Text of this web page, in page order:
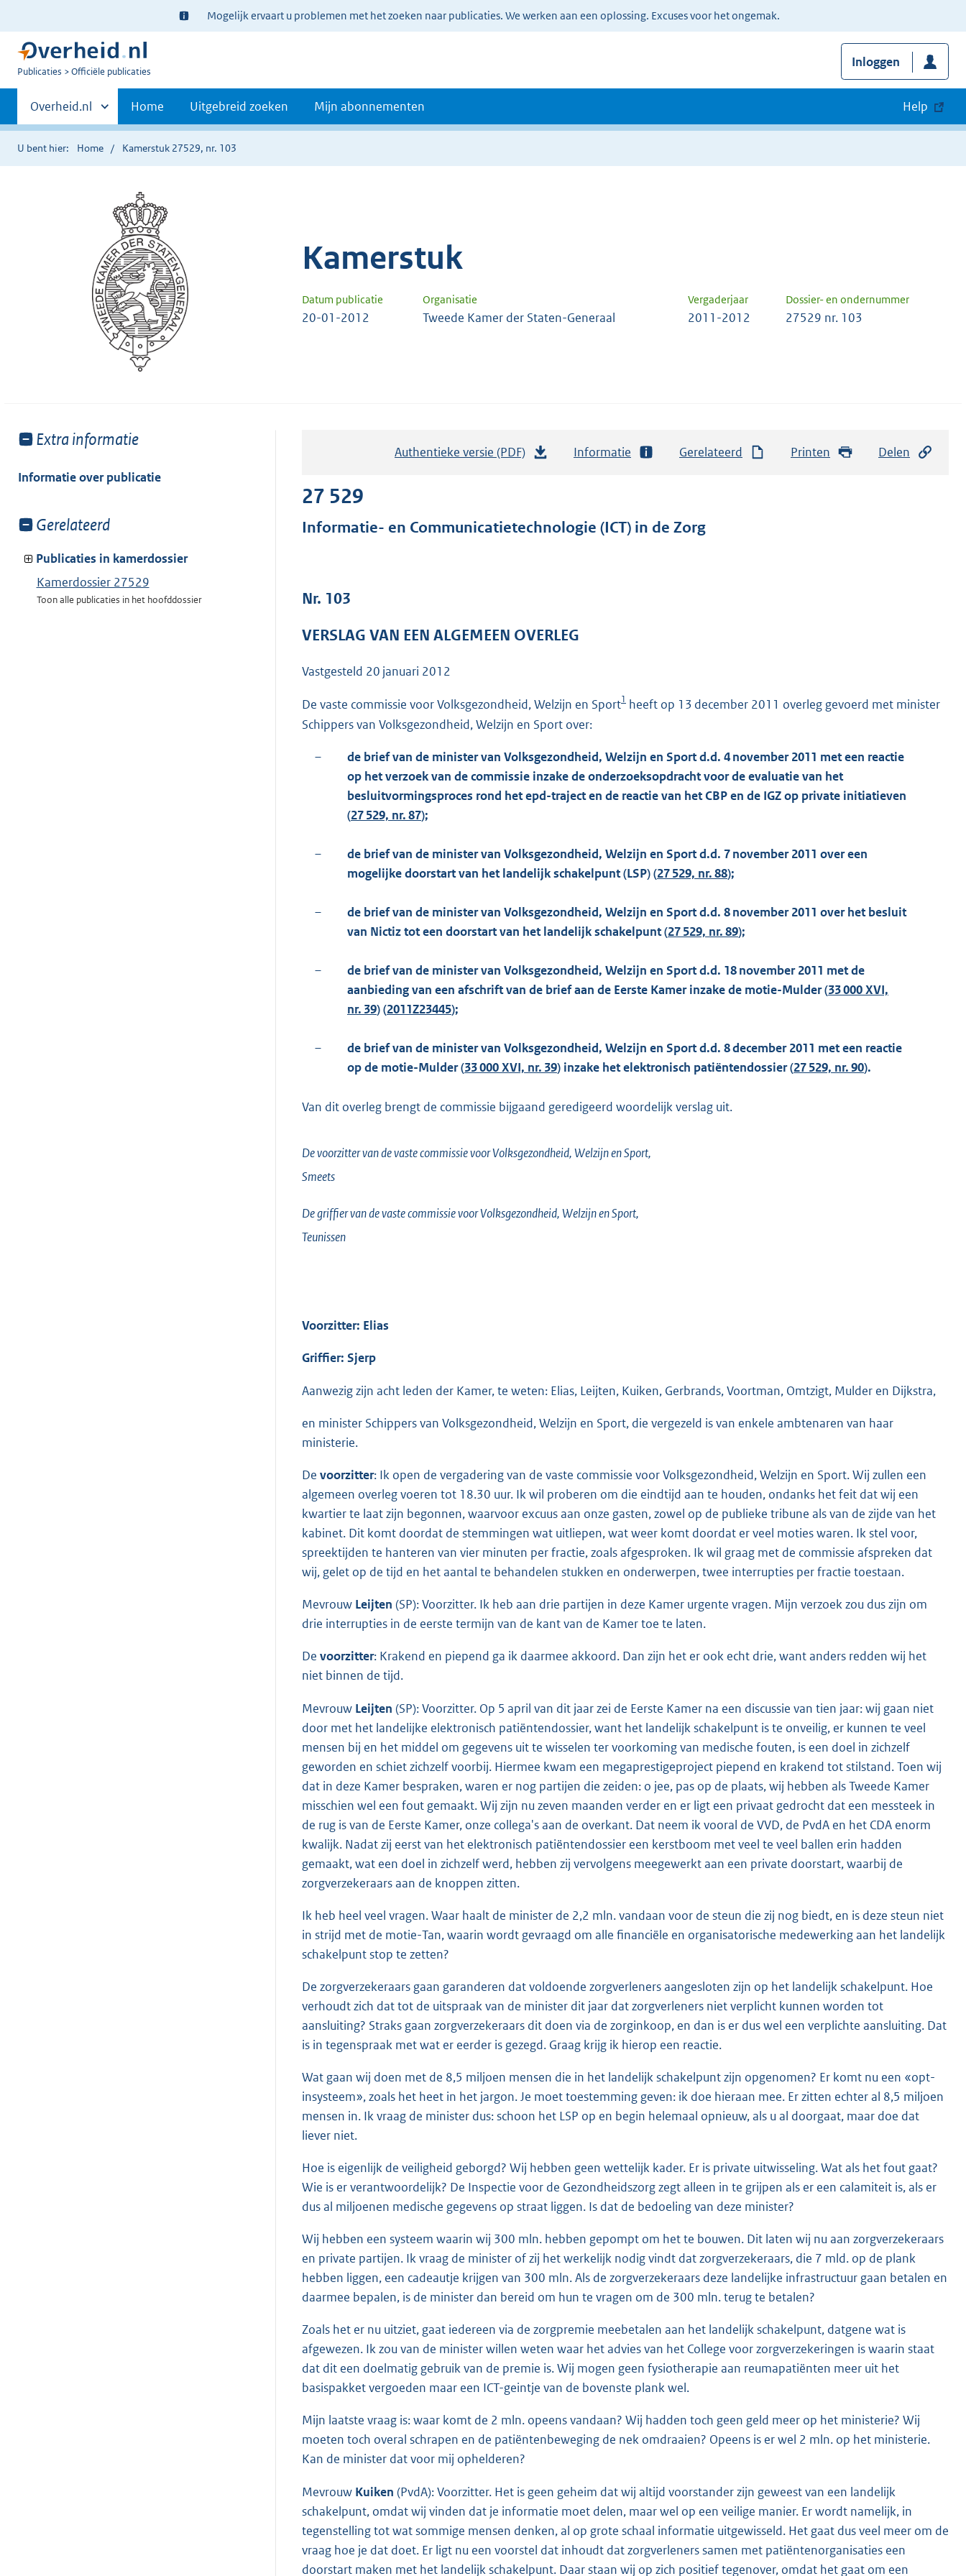
Ter
informatie:
Mogelijk ervaart u problemen met het zoeken naar publicaties. We werken aan een oplossing. Excuses voor het ongemak.
U
Publicaties Officiële publicaties
Inloggen
Primaire
navigatie
Andere
sites
binnen
Overheid.nl Home Uitgebreid zoeken Mijn abonnementen Help
U bent hier: Home Kamerstuk 27529, nr. 103
Kamerstuk
Datum publicatie Organisatie Vergaderjaar Dossier- en ondernummer
20-01-2012 Tweede Kamer der Staten-Generaal 2011-2012 27529 nr. 103
Toon
van:
Extra informatie
Informatie over publicatie
Toon
van:
Gerelateerd
Publicaties in kamerdossier
Kamerdossier 27529
Toon alle publicaties in het hoofddossier
Authentieke versie (PDF)
a
r
t
e
1
0
7
Informatie Gerelateerd Printen Delen
27 529
Informatie- en Communicatietechnologie (ICT) in de Zorg
Nr. 103
VERSLAG VAN EEN ALGEMEEN OVERLEG
Vastgesteld 20 januari 2012
De vaste commissie voor Volksgezondheid, Welzijn en Sport1 heeft op 13 december 2011 overleg gevoerd met minister
Schippers van Volksgezondheid, Welzijn en Sport over:
–
de brief van de minister van Volksgezondheid, Welzijn en Sport d.d. 4 november 2011 met een reactie
op het verzoek van de commissie inzake de onderzoeksopdracht voor de evaluatie van het
besluitvormingsproces rond het epd-traject en de reactie van het CBP en de IGZ op private initiatieven
(27 529, nr. 87);
–
de brief van de minister van Volksgezondheid, Welzijn en Sport d.d. 7 november 2011 over een
mogelijke doorstart van het landelijk schakelpunt (LSP) (27 529, nr. 88);
–
de brief van de minister van Volksgezondheid, Welzijn en Sport d.d. 8 november 2011 over het besluit
van Nictiz tot een doorstart van het landelijk schakelpunt (27 529, nr. 89);
–
de brief van de minister van Volksgezondheid, Welzijn en Sport d.d. 18 november 2011 met de
aanbieding van een afschrift van de brief aan de Eerste Kamer inzake de motie-Mulder (33 000 XVI,
nr. 39) (2011Z23445);
–
de brief van de minister van Volksgezondheid, Welzijn en Sport d.d. 8 december 2011 met een reactie
op de motie-Mulder (33 000 XVI, nr. 39) inzake het elektronisch patiëntendossier (27 529, nr. 90).
Van dit overleg brengt de commissie bijgaand geredigeerd woordelijk verslag uit.
De voorzitter van de vaste commissie voor Volksgezondheid, Welzijn en Sport,
Smeets
De griffier van de vaste commissie voor Volksgezondheid, Welzijn en Sport,
Teunissen
Voorzitter: Elias
Griffier: Sjerp
Aanwezig zijn acht leden der Kamer, te weten: Elias, Leijten, Kuiken, Gerbrands, Voortman, Omtzigt, Mulder en Dijkstra,
en minister Schippers van Volksgezondheid, Welzijn en Sport, die vergezeld is van enkele ambtenaren van haar
ministerie.
De voorzitter: Ik open de vergadering van de vaste commissie voor Volksgezondheid, Welzijn en Sport. Wij zullen een
algemeen overleg voeren tot 18.30 uur. Ik wil proberen om die eindtijd aan te houden, ondanks het feit dat wij een
kwartier te laat zijn begonnen, waarvoor excuus aan onze gasten, zowel op de publieke tribune als van de zijde van het
kabinet. Dit komt doordat de stemmingen wat uitliepen, wat weer komt doordat er veel moties waren. Ik stel voor,
spreektijden te hanteren van vier minuten per fractie, zoals afgesproken. Ik wil graag met de commissie afspreken dat
wij, gelet op de tijd en het aantal te behandelen stukken en onderwerpen, twee interrupties per fractie toestaan.
Mevrouw Leijten (SP): Voorzitter. Ik heb aan drie partijen in deze Kamer urgente vragen. Mijn verzoek zou dus zijn om
drie interrupties in de eerste termijn van de kant van de Kamer toe te laten.
De voorzitter: Krakend en piepend ga ik daarmee akkoord. Dan zijn het er ook echt drie, want anders redden wij het
niet binnen de tijd.
Mevrouw Leijten (SP): Voorzitter. Op 5 april van dit jaar zei de Eerste Kamer na een discussie van tien jaar: wij gaan niet
door met het landelijke elektronisch patiëntendossier, want het landelijk schakelpunt is te onveilig, er kunnen te veel
mensen bij en het middel om gegevens uit te wisselen ter voorkoming van medische fouten, is een doel in zichzelf
geworden en schiet zichzelf voorbij. Hiermee kwam een megaprestigeproject piepend en krakend tot stilstand. Toen wij
dat in deze Kamer bespraken, waren er nog partijen die zeiden: o jee, pas op de plaats, wij hebben als Tweede Kamer
misschien wel een fout gemaakt. Wij zijn nu zeven maanden verder en er ligt een privaat gedrocht dat een messteek in
de rug is van de Eerste Kamer, onze collega's aan de overkant. Dat neem ik vooral de VVD, de PvdA en het CDA enorm
kwalijk. Nadat zij eerst van het elektronisch patiëntendossier een kerstboom met veel te veel ballen erin hadden
gemaakt, wat een doel in zichzelf werd, hebben zij vervolgens meegewerkt aan een private doorstart, waarbij de
zorgverzekeraars aan de knoppen zitten.
Ik heb heel veel vragen. Waar haalt de minister de 2,2 mln. vandaan voor de steun die zij nog biedt, en is deze steun niet
in strijd met de motie-Tan, waarin wordt gevraagd om alle financiële en organisatorische medewerking aan het landelijk
schakelpunt stop te zetten?
De zorgverzekeraars gaan garanderen dat voldoende zorgverleners aangesloten zijn op het landelijk schakelpunt. Hoe
verhoudt zich dat tot de uitspraak van de minister dit jaar dat zorgverleners niet verplicht kunnen worden tot
aansluiting? Straks gaan zorgverzekeraars dit doen via de zorginkoop, en dan is er dus wel een verplichte aansluiting. Dat
is in tegenspraak met wat er eerder is gezegd. Graag krijg ik hierop een reactie.
Wat gaan wij doen met de 8,5 miljoen mensen die in het landelijk schakelpunt zijn opgenomen? Er komt nu een «opt-
insysteem», zoals het heet in het jargon. Je moet toestemming geven: ik doe hieraan mee. Er zitten echter al 8,5 miljoen
mensen in. Ik vraag de minister dus: schoon het LSP op en begin helemaal opnieuw, als u al doorgaat, maar doe dat
liever niet.
Hoe is eigenlijk de veiligheid geborgd? Wij hebben geen wettelijk kader. Er is private uitwisseling. Wat als het fout gaat?
Wie is er verantwoordelijk? De Inspectie voor de Gezondheidszorg zegt alleen in te grijpen als er een calamiteit is, als er
dus al miljoenen medische gegevens op straat liggen. Is dat de bedoeling van deze minister?
Wij hebben een systeem waarin wij 300 mln. hebben gepompt om het te bouwen. Dit laten wij nu aan zorgverzekeraars
en private partijen. Ik vraag de minister of zij het werkelijk nodig vindt dat zorgverzekeraars, die 7 mld. op de plank
hebben liggen, een cadeautje krijgen van 300 mln. Als de zorgverzekeraars deze landelijke infrastructuur gaan betalen en
daarmee bepalen, is de minister dan bereid om hun te vragen om de 300 mln. terug te betalen?
Zoals het er nu uitziet, gaat iedereen via de zorgpremie meebetalen aan het landelijk schakelpunt, datgene wat is
afgewezen. Ik zou van de minister willen weten waar het advies van het College voor zorgverzekeringen is waarin staat
dat dit een doelmatig gebruik van de premie is. Wij mogen geen fysiotherapie aan reumapatiënten meer uit het
basispakket vergoeden maar een ICT-geintje van de bovenste plank wel.
Mijn laatste vraag is: waar komt de 2 mln. opeens vandaan? Wij hadden toch geen geld meer op het ministerie? Wij
moeten toch overal schrapen en de patiëntenbeweging de nek omdraaien? Opeens is er wel 2 mln. op het ministerie.
Kan de minister dat voor mij ophelderen?
Mevrouw Kuiken (PvdA): Voorzitter. Het is geen geheim dat wij altijd voorstander zijn geweest van een landelijk
schakelpunt, omdat wij vinden dat je informatie moet delen, maar wel op een veilige manier. Er wordt namelijk, in
tegenstelling tot wat sommige mensen denken, al op grote schaal informatie uitgewisseld. Het gaat dus veel meer om de
vraag hoe je dat doet. Er ligt nu een voorstel dat inhoudt dat zorgverleners samen met patiëntenorganisaties een
doorstart maken met het landelijk schakelpunt. Daar staan wij op zich positief tegenover, omdat het gaat om een